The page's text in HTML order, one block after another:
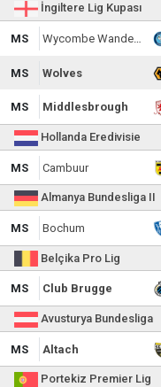
İngiltere Lig Kupası
MS
MS Wolves
MS Middlesbrough
Hollanda Eredivisie
MS Cambuur
Almanya Bundesliga II
MS Bochum
Belçika Pro Lig
MS Club Brugge
Avusturya Bundesliga
MS Altach
Portekiz Premier Lig